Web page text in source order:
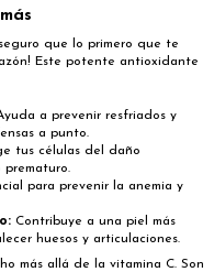
que lo primero que te
Este potente antioxidante
a prevenir resfriados y
a punto.
tus células del daño
para prevenir la anemia y
Contribuye a una piel más
huesos y articulaciones.
más allá de la vitamina C. Son